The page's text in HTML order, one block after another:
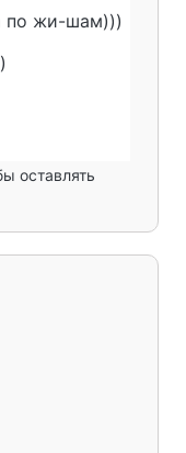
по жи-шам)))
оставлять